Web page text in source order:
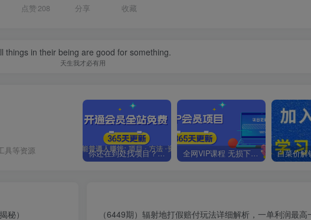
点赞 208 分享 收藏
things in their being are good for something.
天生我才必有用
具等资源 你还在到处找项目？还在当韭菜？我靠卖项目一个月收入5万+，曾经我也是个失败者。 全网VIP课程 无损下载~.~
秘）
（6449期）辐射地打假赔付玩法详细解析，一单利润最